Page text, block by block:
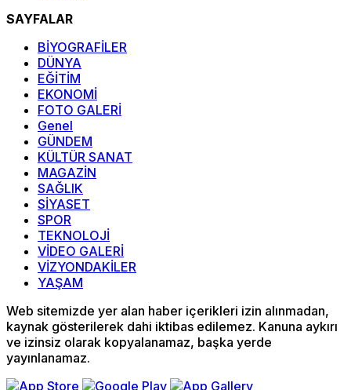
SAYFALAR
BİYOGRAFİLER
DÜNYA
EĞİTİM
EKONOMİ
FOTO GALERİ
Genel
GÜNDEM
KÜLTÜR SANAT
MAGAZİN
SAĞLIK
SİYASET
SPOR
TEKNOLOJİ
VİDEO GALERİ
VİZYONDAKİLER
YAŞAM
Web sitemizde yer alan haber içerikleri izin alınmadan,
kaynak gösterilerek dahi iktibas edilemez. Kanuna aykırı
ve izinsiz olarak kopyalanamaz, başka yerde
yayınlanamaz.